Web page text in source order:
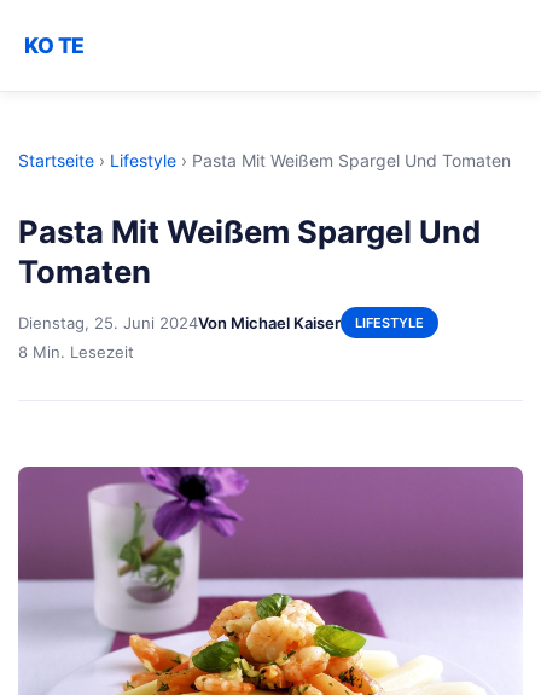
KO TE
Startseite › Lifestyle › Pasta Mit Weißem Spargel Und Tomaten
Pasta Mit Weißem Spargel Und
Tomaten
Dienstag, 25. Juni 2024Von Michael Kaiser LIFESTYLE
8 Min. Lesezeit